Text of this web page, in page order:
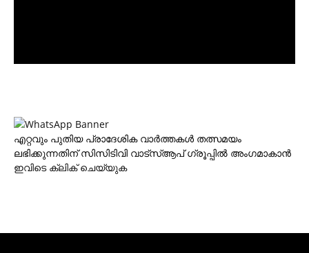
എറ്റവും പുതിയ പ്രാദേശിക വാര്‍ത്തകള്‍ തത്സമയം
ലഭിക്കുന്നതിന് സിസിടിവി വാട്‌സ്ആപ് ഗ്രൂപ്പില്‍ അംഗമാകാന്‍
ഇവിടെ ക്ലിക് ചെയ്യുക